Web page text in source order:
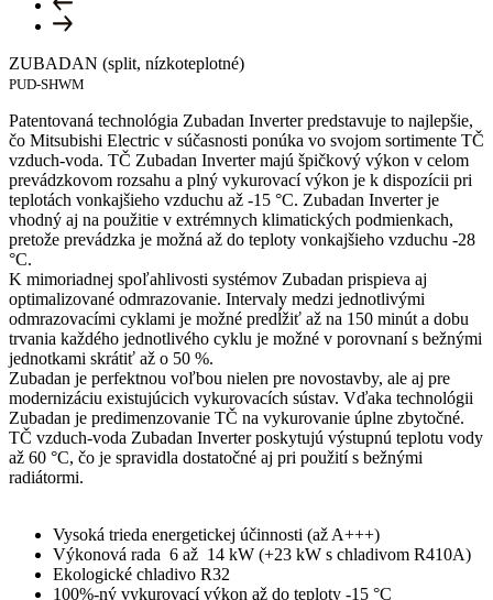
ZUBADAN (split, nízkoteplotné)
PUD-SHWM
Patentovaná technológia Zubadan Inverter predstavuje to najlepšie,
čo Mitsubishi Electric v súčasnosti ponúka vo svojom sortimente TČ
vzduch-voda. TČ Zubadan Inverter majú špičkový výkon v celom
prevádzkovom rozsahu a plný vykurovací výkon je k dispozícii pri
teplotách vonkajšieho vzduchu až -15 °C. Zubadan Inverter je
vhodný aj na použitie v extrémnych klimatických podmienkach,
pretože prevádzka je možná až do teploty vonkajšieho vzduchu -28
°C.
K mimoriadnej spoľahlivosti systémov Zubadan prispieva aj
optimalizované odmrazovanie. Intervaly medzi jednotlivými
odmrazovacími cyklami je možné predĺžiť až na 150 minút a dobu
trvania každého jednotlivého cyklu je možné v porovnaní s bežnými
jednotkami skrátiť až o 50 %.
Zubadan je perfektnou voľbou nielen pre novostavby, ale aj pre
modernizáciu existujúcich vykurovacích sústav. Vďaka technológii
Zubadan je predimenzovanie TČ na vykurovanie úplne zbytočné.
TČ vzduch-voda Zubadan Inverter poskytujú výstupnú teplotu vody
až 60 °C, čo je spravidla dostatočné aj pri použití s bežnými
radiátormi.
Vysoká trieda energetickej účinnosti (až A+++)
Výkonová rada 6 až 14 kW (+23 kW s chladivom R410A)
Ekologické chladivo R32
100%-ný vykurovací výkon až do teploty -15 °C